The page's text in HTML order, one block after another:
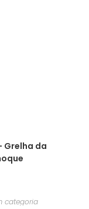
Grelha da
categoria